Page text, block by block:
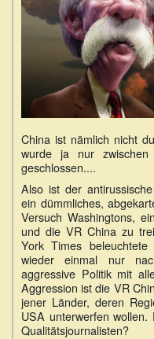
China ist nämlich nicht
wurde ja nur
geschlossen....
Also ist der
ein dümmliches,
Versuch Washingtons,
und die VR China zu
York Times
wieder einmal nur
aggressive Politik mit
Aggression ist die VR
jener Länder, deren
USA unterwerfen
Qualitätsjournalisten?